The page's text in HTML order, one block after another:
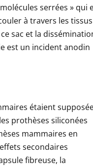
serrées » qui
à travers les tissus
sac et la
est un incident anodin
étaient
prothèses siliconées
mammaires en
secondaires
fibreuse, la